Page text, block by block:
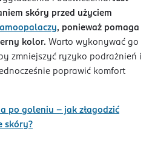
skóry przed użyciem
, ponieważ pomaga
kolor. Warto wykonywać go
zmniejszyć ryzyko podrażnień i
poprawić komfort
po goleniu – jak złagodzić
skóry?